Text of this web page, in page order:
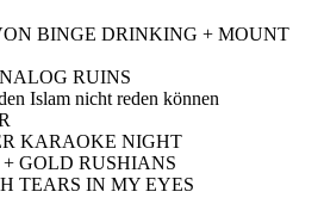
BINGE DRINKING + MOUNT
RUINS
Islam nicht reden können
KARAOKE NIGHT
+ GOLD RUSHIANS
TEARS IN MY EYES